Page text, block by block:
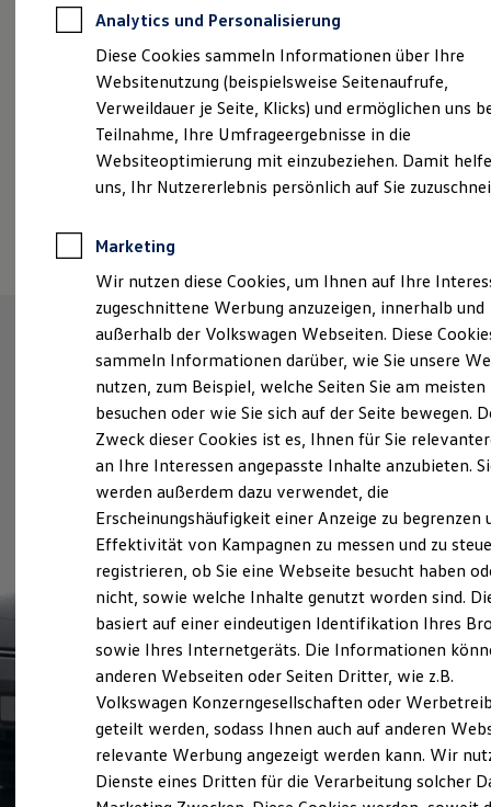
Autokredit mit Schlussrate
Versicherungen und Garantien
Kfz-Versicherung
Restschuldversicherungen
Garantien
Wartungsverträge
Geschäftskunden
Professional Class bei Volkswagen
Großkunden
Behörden
Anpfiff zum Gewinn
Elektroautos
ID. Tutorials
Elektrofahrzeugkonzepte
Reichweite
Reichweite der ID. Modelle
Reichweite im Winter
Laden
Laden unterwegs
Laden Zuhause
Ladezeitensimulator
Batterie
Sicherheit
Garantie und Lebensdauer
Nachhaltigkeit
Technologie
Kosten und Kauf
Verbrauchskosten
Kaufoptionen
E-Auto-Förderung
Software und Konnektivität
Die ID. Software 6
ID. Software Versionen und Updates
Digitale Extras
Schnittstellen zu Ihrem ID.
Analytics und Personalisierung
Diese Cookies sammeln Informationen über Ihre
Websitenutzung (beispielsweise Seitenaufrufe,
Verweildauer je Seite, Klicks) und ermöglichen uns
Teilnahme, Ihre Umfrageergebnisse in die
Websiteoptimierung mit einzubeziehen. Damit
uns, Ihr Nutzererlebnis persönlich auf Sie
Marketing
Wir nutzen diese Cookies, um Ihnen auf Ihre
zugeschnittene Werbung anzuzeigen, innerhalb und
außerhalb der Volkswagen Webseiten. Diese
sammeln Informationen darüber, wie Sie unsere
nutzen, zum Beispiel, welche Seiten Sie am meisten
besuchen oder wie Sie sich auf der Seite bewegen.
Zweck dieser Cookies ist es, Ihnen für Sie
an Ihre Interessen angepasste Inhalte anzubieten.
werden außerdem dazu verwendet, die
Erscheinungshäufigkeit einer Anzeige zu begrenzen
Effektivität von Kampagnen zu messen und zu
registrieren, ob Sie eine Webseite besucht haben
nicht, sowie welche Inhalte genutzt worden sind.
basiert auf einer eindeutigen Identifikation Ihres
sowie Ihres Internetgeräts. Die Informationen
anderen Webseiten oder Seiten Dritter, wie z.B.
Volkswagen Konzerngesellschaften oder
geteilt werden, sodass Ihnen auch auf anderen
relevante Werbung angezeigt werden kann. Wir
Dienste eines Dritten für die Verarbeitung solcher